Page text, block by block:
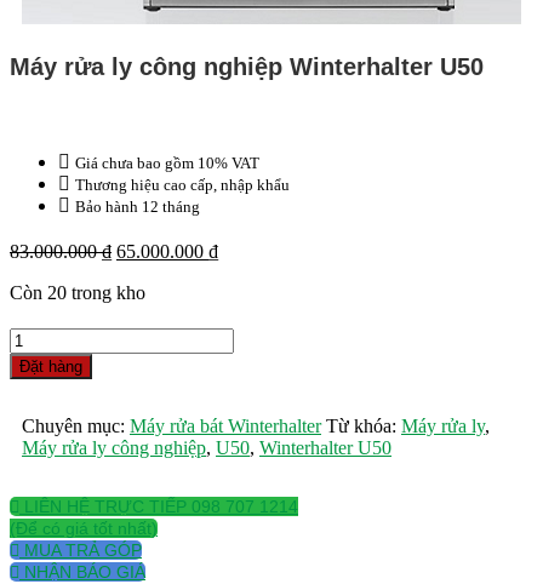
Máy rửa ly công nghiệp Winterhalter U50
Giá chưa bao gồm 10% VAT
Thương hiệu cao cấp, nhập khẩu
Bảo hành 12 tháng
83.000.000₫ Giá
là:
65.000.000 ₫Giá
Còn 20 trong kho
Vòi
nước
nóng
JW-
PS221
Đặt hàng
Chuyên mục: Máy rửa bát Winterhalter Từ khóa: Máy rửa ly,
Máy rửa ly công nghiệp, U50, Winterhalter U50
LIÊN HỆ TRỰC TIẾP 098 707 1214
(Để có giá tốt nhất)
MUA TRẢ GÓP
NHẬN BÁO GIÁ